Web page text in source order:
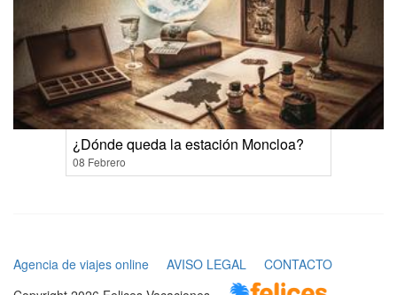
¿Dónde queda la estación Moncloa?
08 Febrero
Agencia de viajes online AVISO LEGAL
CONTACTO